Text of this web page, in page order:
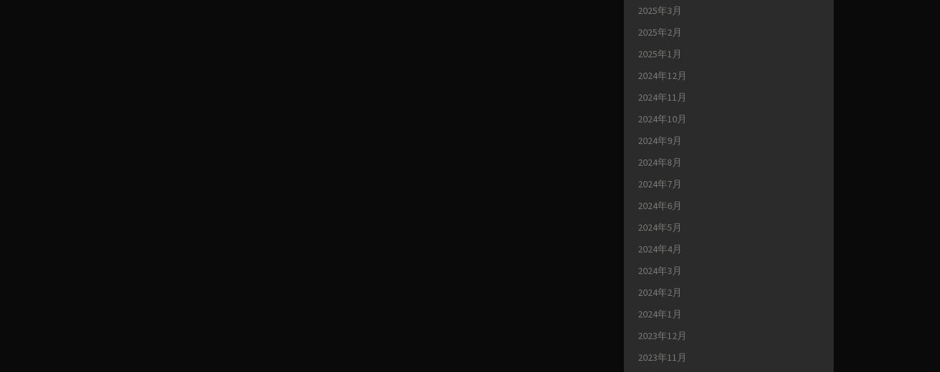
2025年3月
2025年2月
2025年1月
2024年12月
2024年11月
2024年10月
2024年9月
2024年8月
2024年7月
2024年6月
2024年5月
2024年4月
2024年3月
2024年2月
2024年1月
2023年12月
2023年11月